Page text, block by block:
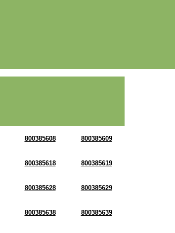
800385608 800385609
800385618 800385619
800385628 800385629
800385638 800385639